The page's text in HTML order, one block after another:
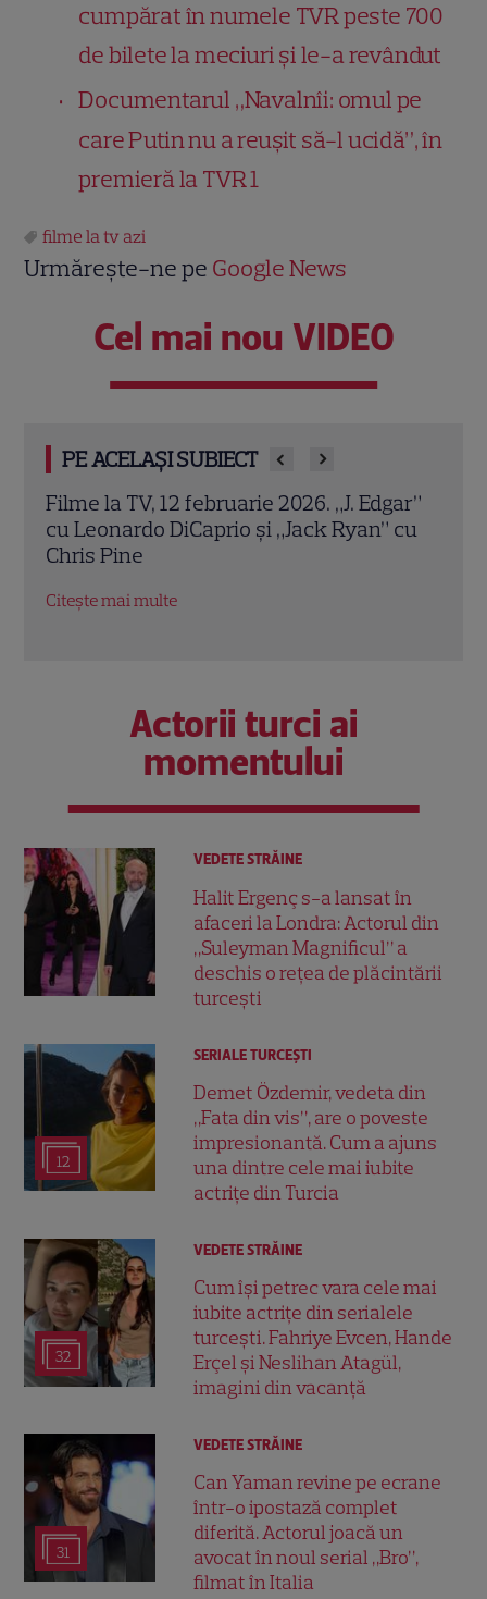
cumpărat în numele TVR peste 700
de bilete la meciuri și le-a revândut
Documentarul „Navalnîi: omul pe
care Putin nu a reuşit să-l ucidă”, în
premieră la TVR 1
filme la tv azi
Urmărește-ne pe Google News
Cel mai nou VIDEO
PE ACELAȘI SUBIECT
Filme la TV, 12 februarie 2026. „J. Edgar”
cu Leonardo DiCaprio și „Jack Ryan” cu
Chris Pine
Citește mai multe
Actorii turci ai
momentului
VEDETE STRĂINE
Halit Ergenç s-a lansat în
afaceri la Londra: Actorul din
„Suleyman Magnificul” a
deschis o rețea de plăcintării
turcești
12
SERIALE TURCEŞTI
Demet Özdemir, vedeta din
„Fata din vis”, are o poveste
impresionantă. Cum a ajuns
una dintre cele mai iubite
actrițe din Turcia
32
VEDETE STRĂINE
Cum își petrec vara cele mai
iubite actrițe din serialele
turcești. Fahriye Evcen, Hande
Erçel și Neslihan Atagül,
imagini din vacanță
31
VEDETE STRĂINE
Can Yaman revine pe ecrane
într-o ipostază complet
diferită. Actorul joacă un
avocat în noul serial „Bro”,
filmat în Italia